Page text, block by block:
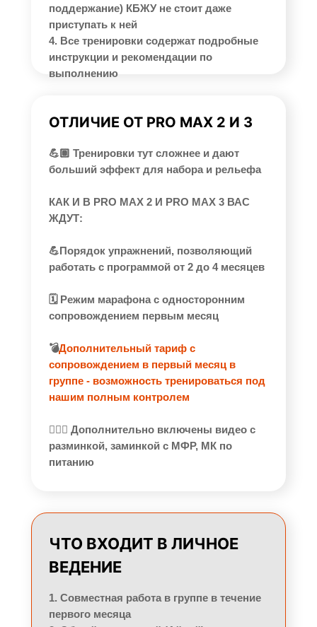
поддержание) КБЖУ не стоит даже
приступать к ней
4. Все тренировки содержат подробные
инструкции и рекомендации по
выполнению
💪🏽 Тренировки тут сложнее и дают
больший эффект для набора и рельефа
КАК И В PRO MAX 2 И PRO MAX 3 ВАС
ЖДУТ:
💪Порядок упражнений, позволяющий
работать с программой от 2 до 4 месяцев
🗓️ Режим марафона с односторонним
сопровождением первым месяц
💣Дополнительный тариф с
сопровождением в первый месяц в
группе - возможность тренироваться под
нашим полным контролем
🏋🏼‍♂️ Дополнительно включены видео с
разминкой, заминкой с МФР, МК по
питанию
ОТЛИЧИЕ ОТ PRO MAX 2 И 3
ЧТО ВХОДИТ В ЛИЧНОЕ
ВЕДЕНИЕ
1. Совместная работа в группе в течение
первого месяца